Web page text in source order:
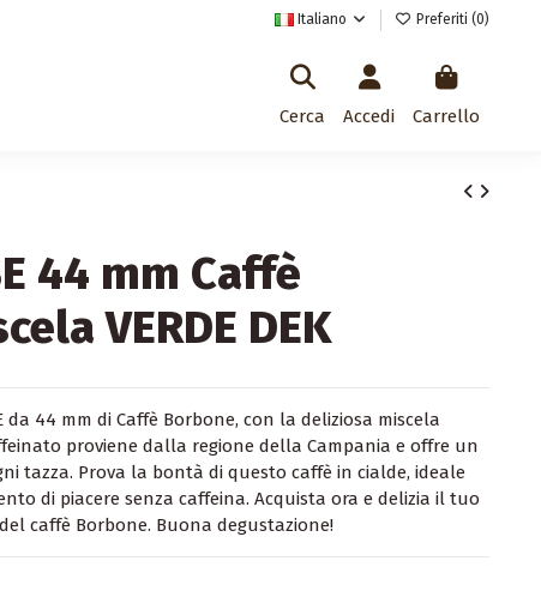
Italiano Preferiti (0)
Cerca Accedi Carrello
44 mm Caffè
VERDE DEK
da 44 mm di Caffè Borbone, con la deliziosa miscela
proviene dalla regione della Campania e offre un
tazza. Prova la bontà di questo caffè in cialde, ideale
di piacere senza caffeina. Acquista ora e delizia il tuo
caffè Borbone. Buona degustazione!